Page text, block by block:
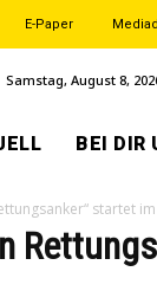
E-Paper
Samstag, August 8,
BEI DIR
startet